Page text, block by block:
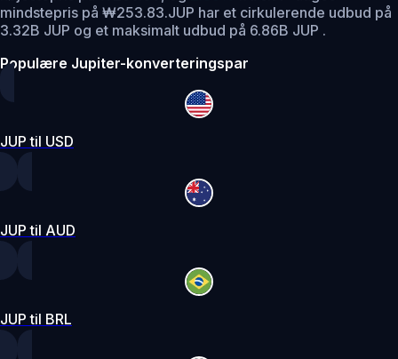
mindstepris på ₩253.83.JUP har et cirkulerende udbud på
3.32B JUP og et maksimalt udbud på 6.86B JUP .
Populære Jupiter-konverteringspar
JUP til USD
JUP til AUD
JUP til BRL